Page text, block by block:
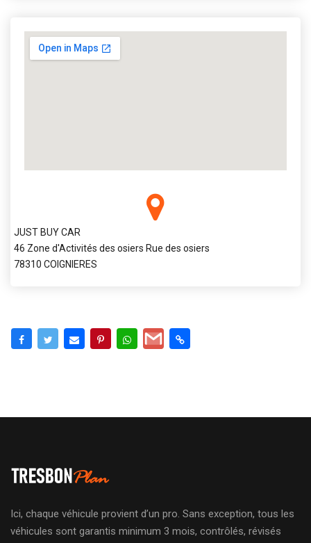
JUST BUY CAR
46 Zone d'Activités des osiers Rue des osiers
78310 COIGNIERES
Ici, chaque véhicule provient d’un pro. Sans exception, tous les
véhicules sont garantis minimum 3 mois, contrôlés, révisés